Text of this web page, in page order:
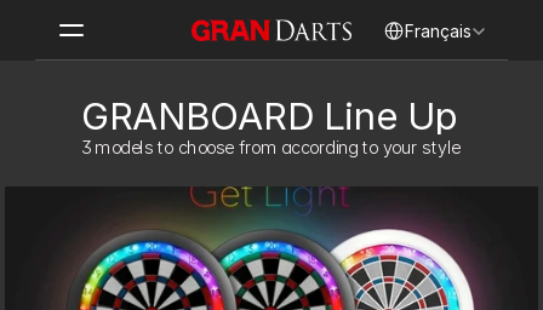
Français
GRANBOARD Line Up
3 models to choose from according to your style